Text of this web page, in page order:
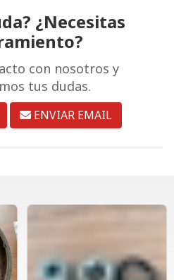
¿Necesitas
con nosotros y
tus dudas.
ENVIAR EMAIL